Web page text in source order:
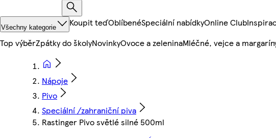
Všechny kategorie Koupit teďOblíbenéSpeciální nabídkyOnline Club
Top výběrZpátky do školyNovinkyOvoce a zeleninaMléčné, vejce a
Nápoje
Pivo
Speciální /zahraniční piva
Rastinger Pivo světlé silné 500ml